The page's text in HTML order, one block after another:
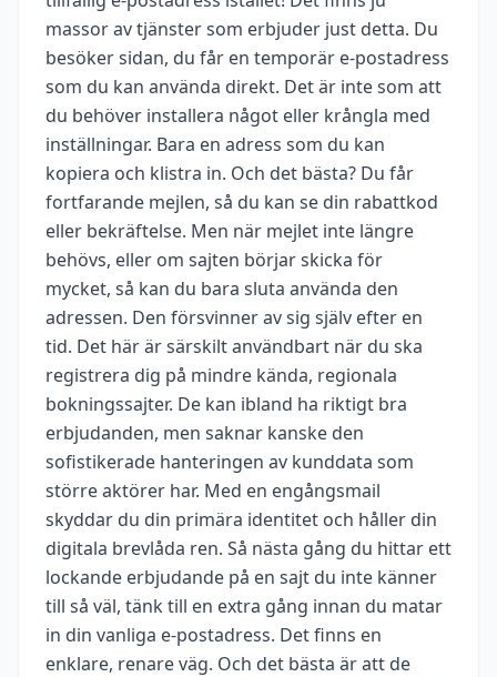
massor av tjänster som erbjuder just detta. Du
besöker sidan, du får en temporär e-postadress
som du kan använda direkt. Det är inte som att
du behöver installera något eller krångla med
inställningar. Bara en adress som du kan
kopiera och klistra in. Och det bästa? Du får
fortfarande mejlen, så du kan se din rabattkod
eller bekräftelse. Men när mejlet inte längre
behövs, eller om sajten börjar skicka för
mycket, så kan du bara sluta använda den
adressen. Den försvinner av sig själv efter en
tid. Det här är särskilt användbart när du ska
registrera dig på mindre kända, regionala
bokningssajter. De kan ibland ha riktigt bra
erbjudanden, men saknar kanske den
sofistikerade hanteringen av kunddata som
större aktörer har. Med en engångsmail
skyddar du din primära identitet och håller din
digitala brevlåda ren. Så nästa gång du hittar ett
lockande erbjudande på en sajt du inte känner
till så väl, tänk till en extra gång innan du matar
in din vanliga e-postadress. Det finns en
enklare, renare väg. Och det bästa är att de